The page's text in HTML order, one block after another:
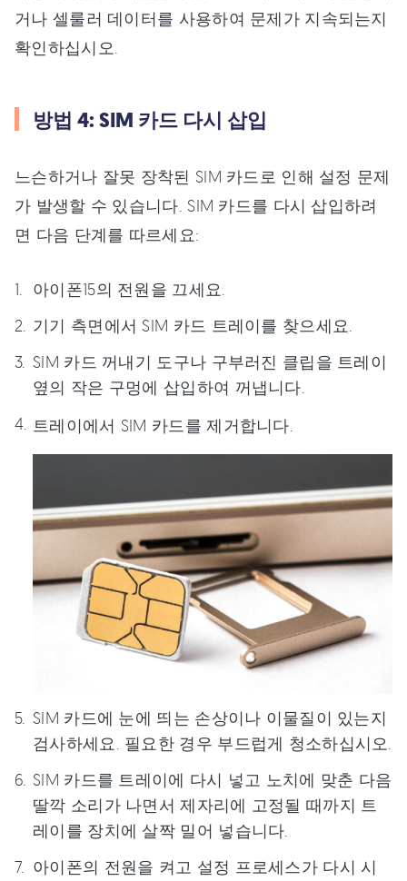
거나 셀룰러 데이터를 사용하여 문제가 지속되는지
확인하십시오.
방법 4: SIM 카드 다시 삽입
느슨하거나 잘못 장착된 SIM 카드로 인해 설정 문제
가 발생할 수 있습니다. SIM 카드를 다시 삽입하려
면 다음 단계를 따르세요:
아이폰15의 전원을 끄세요.
기기 측면에서 SIM 카드 트레이를 찾으세요.
SIM 카드 꺼내기 도구나 구부러진 클립을 트레이
옆의 작은 구멍에 삽입하여 꺼냅니다.
트레이에서 SIM 카드를 제거합니다.
SIM 카드에 눈에 띄는 손상이나 이물질이 있는지
검사하세요. 필요한 경우 부드럽게 청소하십시오.
SIM 카드를 트레이에 다시 넣고 노치에 맞춘 다음
딸깍 소리가 나면서 제자리에 고정될 때까지 트
레이를 장치에 살짝 밀어 넣습니다.
아이폰의 전원을 켜고 설정 프로세스가 다시 시